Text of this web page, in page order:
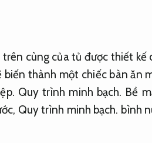
trên cùng của tủ được thiết kế
biến thành một chiếc bàn ăn
Quy trình minh bạch. Bề
Quy trình minh bạch. bình